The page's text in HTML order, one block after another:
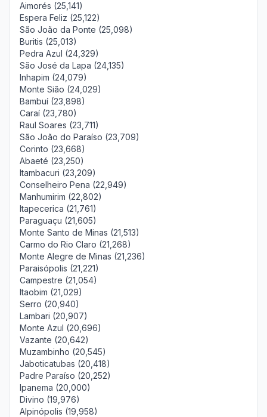
Aimorés (25,141)
Espera Feliz (25,122)
São João da Ponte (25,098)
Buritis (25,013)
Pedra Azul (24,329)
São José da Lapa (24,135)
Inhapim (24,079)
Monte Sião (24,029)
Bambuí (23,898)
Caraí (23,780)
Raul Soares (23,711)
São João do Paraíso (23,709)
Corinto (23,668)
Abaeté (23,250)
Itambacuri (23,209)
Conselheiro Pena (22,949)
Manhumirim (22,802)
Itapecerica (21,761)
Paraguaçu (21,605)
Monte Santo de Minas (21,513)
Carmo do Rio Claro (21,268)
Monte Alegre de Minas (21,236)
Paraisópolis (21,221)
Campestre (21,054)
Itaobim (21,029)
Serro (20,940)
Lambari (20,907)
Monte Azul (20,696)
Vazante (20,642)
Muzambinho (20,545)
Jaboticatubas (20,418)
Padre Paraíso (20,252)
Ipanema (20,000)
Divino (19,976)
Alpinópolis (19,958)